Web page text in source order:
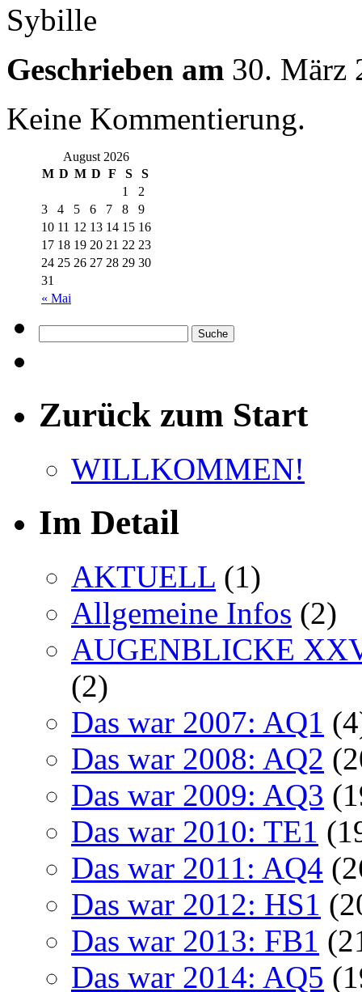
Sybille
Geschrieben am 30. März
Keine Kommentierung.
August 2026
M D M D F S S
« Mai
1
2
3
4 5 6 7 8
9
10 11 12 13 14 15 16
17 18 19 20 21 22 23
24 25 26 27 28 29 30
31
Zurück zum Start
WILLKOMMEN!
Im Detail
AKTUELL (1)
Allgemeine Infos (2)
AUGENBLICKE
(2)
Das war 2007: AQ1
Das war 2008: AQ2
Das war 2009: AQ3
Das war 2010: TE1
Das war 2011: AQ4
Das war 2012: HS1
Das war 2013: FB1
Das war 2014: AQ5